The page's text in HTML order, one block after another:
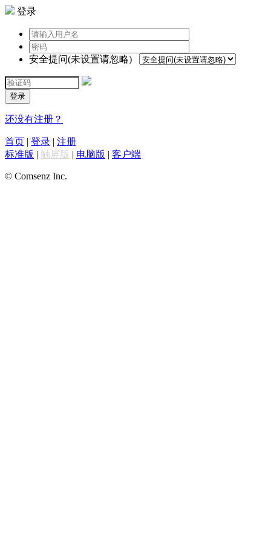
登录
安全提问(未设置请忽略)
登录
还没有注册？
首页 | 登录 | 注册
标准版 | 触屏版 | 电脑版 | 客户端
© Comsenz Inc.